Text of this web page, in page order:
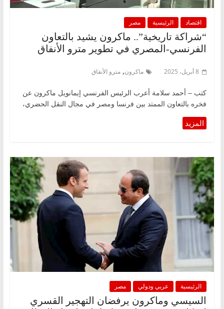
اقتصاد الرئيسية مصر
“شراكة تاريخية”.. ماكرون يشيد بالتعاون
الفرنسي-المصري في تطوير مترو الأنفاق
8 أبريل، 2025 ماكرون, مترو الأنفاق
كتب – أحمد سلامة أعرب الرئيس الفرنسي إيمانويل ماكرون عن
فخره بالتعاون الممتد بين فرنسا ومصر في مجال النقل الحضري،
الرئيسية عربي ودولي مصر
السيسي وماكرون يرفضان التهجير القسري